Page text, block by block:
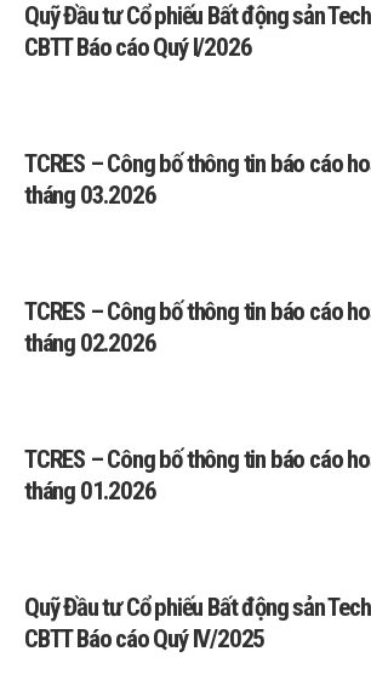
Quỹ Đầu tư Cổ phiếu Bất động sản
CBTT Báo cáo Quý I/2026
TCRES – Công bố thông tin báo cáo
tháng 03.2026
TCRES – Công bố thông tin báo cáo
tháng 02.2026
TCRES – Công bố thông tin báo cáo
tháng 01.2026
Quỹ Đầu tư Cổ phiếu Bất động sản
CBTT Báo cáo Quý IV/2025